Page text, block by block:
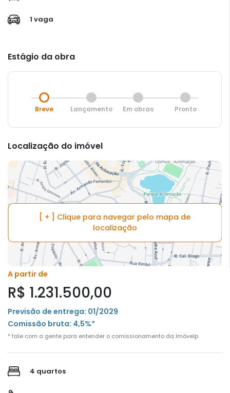
1 vaga
Estágio da obra
Breve Lançamento Em obras Pronto
Localização do imóvel
[ + ] Clique para navegar pelo mapa de
localização
A partir de
R$ 1.231.500,00
Previsão de entrega: 01/2029
Comissão bruta: 4,5%*
* fale com a gente para entender o comissionamento da Imóvelp
4 quartos